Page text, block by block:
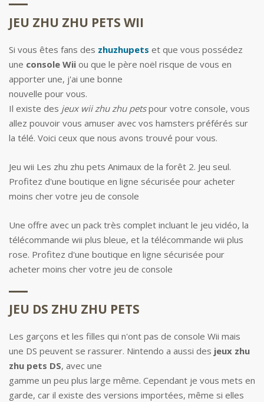
JEU ZHU ZHU PETS WII
Si vous êtes fans des zhuzhupets et que vous possédez
une console Wii ou que le père noël risque de vous en
apporter une, j'ai une bonne
nouvelle pour vous.
Il existe des jeux wii zhu zhu petspour votre console, vous
allez pouvoir vous amuser avec vos hamsters préférés sur
la télé. Voici ceux que nous avons trouvé pour vous.
Jeu wii Les zhu zhu pets Animaux de la forêt 2. Jeu seul.
Profitez d'une boutique en ligne sécurisée pour acheter
moins cher votre jeu de console
Une offre avec un pack très complet incluant le jeu vidéo, la
télécommande wii plus bleue, et la télécommande wii plus
rose. Profitez d'une boutique en ligne sécurisée pour
acheter moins cher votre jeu de console
JEU DS ZHU ZHU PETS
Les garçons et les filles qui n'ont pas de console Wii mais
une DS peuvent se rassurer. Nintendo a aussi des jeux zhu
zhu pets DS, avec une
gamme un peu plus large même. Cependant je vous mets en
garde, car il existe des versions importées, même si elles